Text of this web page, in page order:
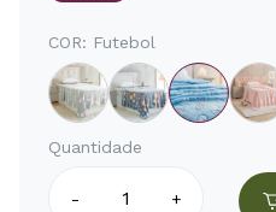
COR: Futebol
Quantidade
- +